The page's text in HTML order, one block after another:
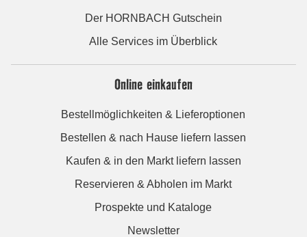
Der HORNBACH Gutschein
Alle Services im Überblick
Online einkaufen
Bestellmöglichkeiten & Lieferoptionen
Bestellen & nach Hause liefern lassen
Kaufen & in den Markt liefern lassen
Reservieren & Abholen im Markt
Prospekte und Kataloge
Newsletter